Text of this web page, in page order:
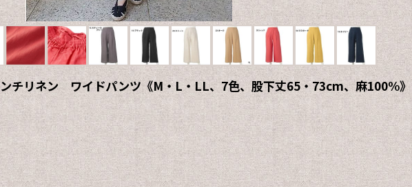
チリネン ワイドパンツ《M・L・LL、7色、股下丈65・73cm、麻100%》